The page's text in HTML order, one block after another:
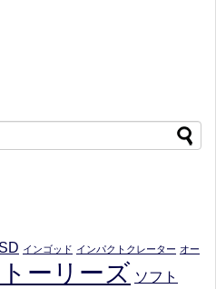
インゴッド インパクトクレーター オー
ーリーズ ソフト